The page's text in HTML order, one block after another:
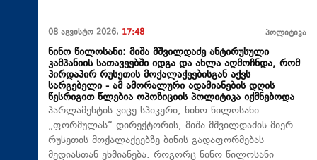
08 აგვისტო 2026, 17:48 პოლიტიკა
ნინო წილოსანი: მიშა მშვილდაძე ანტირუსული
კამპანიის სათავეებში იდგა და ახლა აღმოჩნდა, რომ
პირდაპირ რუსეთის მოქალაქეებისგან აქვს
სარგებელი - ამ ამორალური ადამიანების დღის
წესრიგით წლებია ოპოზიციის პოლიტიკა იქმნებოდა
პარლამენტის ვიცე-სპიკერი, ნინო წილოსანი
„ფორმულას“ დირექტორის, მიშა მშვილდაძის მიერ
რუსეთის მოქალაქეებზე ბინის გადაფორმებას
მედიასთან ეხმიანება. როგორც ნინო წილოსანი